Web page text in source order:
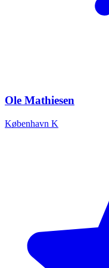
Ole Mathiesen
København K